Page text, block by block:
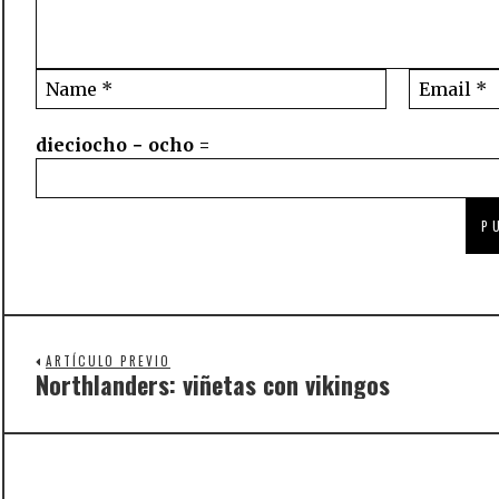
dieciocho − ocho =
ARTÍCULO PREVIO
Previous
Northlanders: viñetas con vikingos